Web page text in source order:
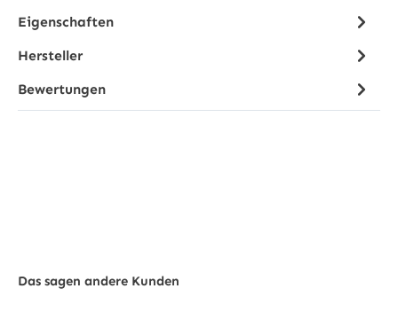
Eigenschaften
Hersteller
Bewertungen
Das sagen andere Kunden